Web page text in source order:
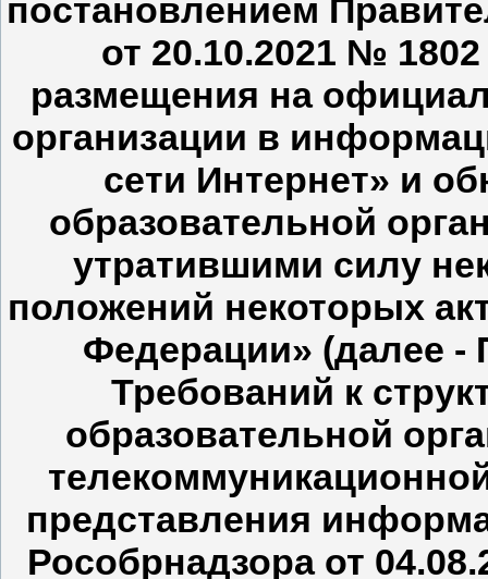
постановлением
от 20.10.2021 №
размещения на
организации в
сети Интернет» и
образовательной
утратившими силу
положений некоторых
Федерации» (далее
Требований к
образовательной
представления
Рособрнадзора от